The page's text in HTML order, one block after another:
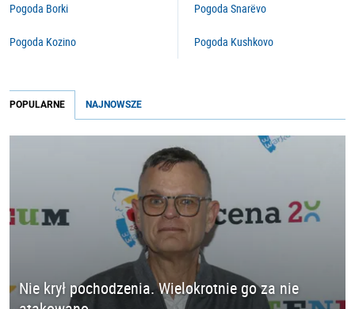
Pogoda Borki
Pogoda Kozino
Pogoda Snarëvo
Pogoda Kushkovo
POPULARNE NAJNOWSZE
Nie krył pochodzenia. Wielokrotnie go za nie